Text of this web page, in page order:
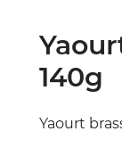
140g
Yaourt